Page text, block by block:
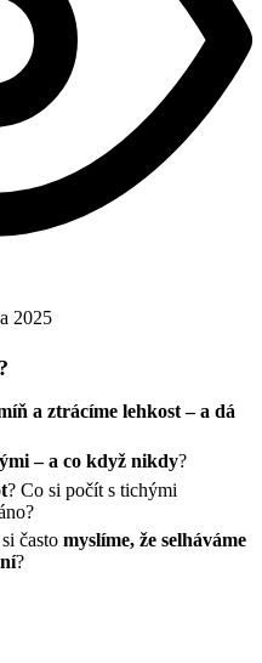
2025
a ztrácíme lehkost – a dá
– a co když nikdy?
? Co si počít s tichými
často myslíme, že selháváme
?